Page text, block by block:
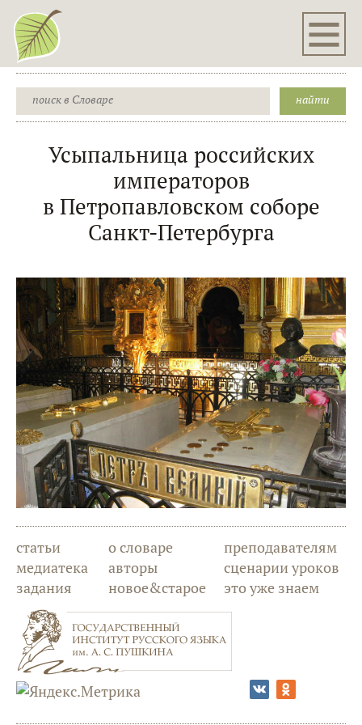
Усыпальница российских
императоров
в Петропавловском соборе
Санкт-Петербурга
статьи
медиатека
задания
о словаре
авторы
новое&старое
преподавателям
сценарии уроков
это уже знаем